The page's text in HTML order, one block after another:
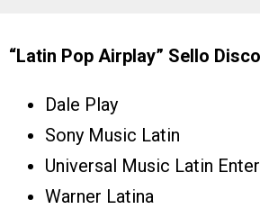
“Latin Pop Airplay” Sello
Dale Play
Sony Music Latin
Universal Music Latin
Warner Latina